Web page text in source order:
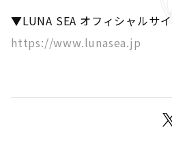
▼LUNA SEA オフィシャルサ
https://www.lunasea.jp